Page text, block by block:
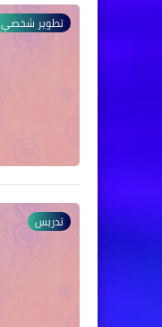
تطوير شخصي
تدريس